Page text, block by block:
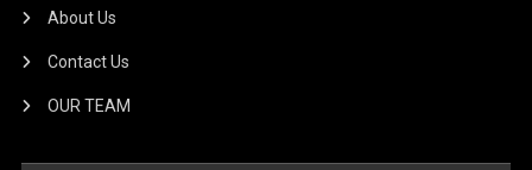
About Us
Contact Us
OUR TEAM